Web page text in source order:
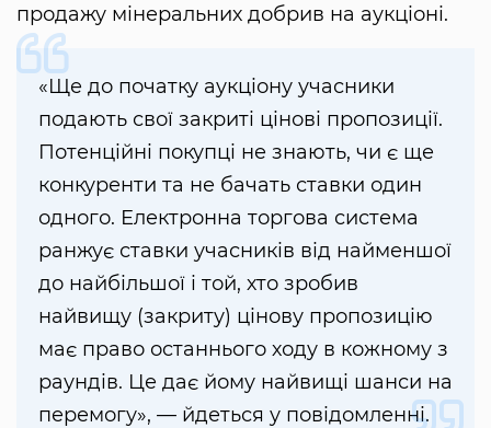
продажу мінеральних добрив на аукціоні.
«Ще до початку аукціону учасники
подають свої закриті цінові пропозиції.
Потенційні покупці не знають, чи є ще
конкуренти та не бачать ставки один
одного. Електронна торгова система
ранжує ставки учасників від найменшої
до найбільшої і той, хто зробив
найвищу (закриту) цінову пропозицію
має право останнього ходу в кожному з
раундів. Це дає йому найвищі шанси на
перемогу», — йдеться у повідомленні.